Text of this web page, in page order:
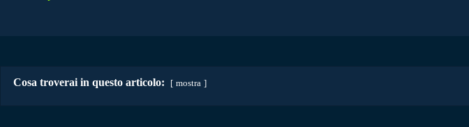
Cosa troverai in questo articolo: mostra